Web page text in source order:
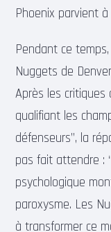
Phoenix parvient
Pendant ce
Nuggets de
Après les critiques
qualifiant les
défenseurs”, la
pas fait attendre :
psychologique
paroxysme. Les
à transformer ce